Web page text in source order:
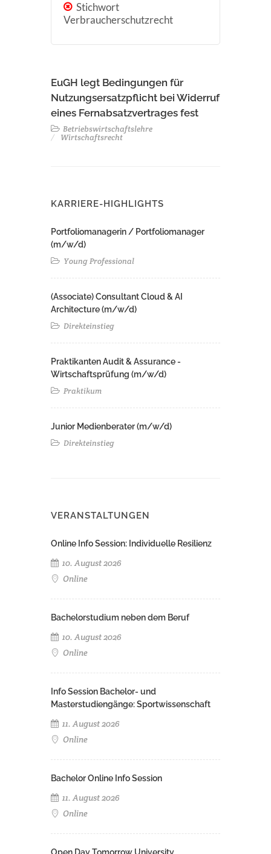
Stichwort
Verbraucherschutzrecht
EuGH legt Bedingungen für
Nutzungsersatzpflicht bei Widerruf
eines Fernabsatzvertrages fest
Betriebswirtschaftslehre
Wirtschaftsrecht
KARRIERE-HIGHLIGHTS
Portfoliomanagerin / Portfoliomanager
(m/w/d)
Young Professional
(Associate) Consultant Cloud & AI
Architecture (m/w/d)​ ​
Direkteinstieg
Praktikanten Audit & Assurance -
Wirtschaftsprüfung (m/w/d)
Praktikum
Junior Medienberater (m/w/d)
Direkteinstieg
VERANSTALTUNGEN
Online Info Session: Individuelle Resilienz
10. August 2026
Online
Bachelorstudium neben dem Beruf
10. August 2026
Online
Info Session Bachelor- und
Masterstudiengänge: Sportwissenschaft
11. August 2026
Online
Bachelor Online Info Session
11. August 2026
Online